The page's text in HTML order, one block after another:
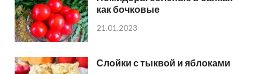
как бочковые
21.01.2023
Слойки с тыквой и яблоками